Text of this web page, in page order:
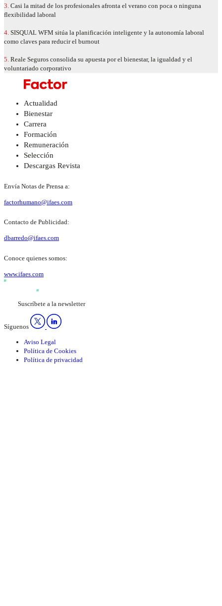
3. Casi la mitad de los profesionales afronta el verano con poca o ninguna
flexibilidad laboral
4. SISQUAL WFM sitúa la planificación inteligente y la autonomía laboral
como claves para reducir el burnout
5. Reale Seguros consolida su apuesta por el bienestar, la igualdad y el
voluntariado corporativo
Actualidad
Bienestar
Carrera
Formación
Remuneración
Selección
Descargas Revista
Envía Notas de Prensa a:
factorhumano@ifaes.com
Contacto de Publicidad:
dbarredo@ifaes.com
Conoce quienes somos:
www.ifaes.com
Suscríbete a la newsletter
Síguenos
Aviso Legal
Política de Cookies
Política de privacidad